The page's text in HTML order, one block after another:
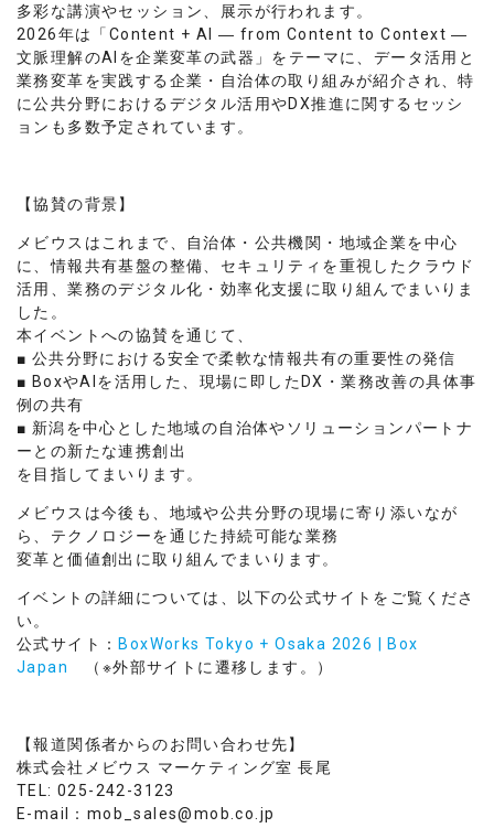
多彩な講演やセッション、展示が行われます。
2026年は「Content + AI ― from Content to Context ―
文脈理解のAIを企業変革の武器」をテーマに、データ活用と
業務変革を実践する企業・自治体の取り組みが紹介され、特
に公共分野におけるデジタル活用やDX推進に関するセッシ
ョンも多数予定されています。
【協賛の背景】
メビウスはこれまで、自治体・公共機関・地域企業を中心
に、情報共有基盤の整備、セキュリティを重視したクラウド
活用、業務のデジタル化・効率化支援に取り組んでまいりま
した。
本イベントへの協賛を通じて、
■ 公共分野における安全で柔軟な情報共有の重要性の発信
■ BoxやAIを活用した、現場に即したDX・業務改善の具体事
例の共有
■ 新潟を中心とした地域の自治体やソリューションパートナ
ーとの新たな連携創出
を目指してまいります。
メビウスは今後も、地域や公共分野の現場に寄り添いなが
ら、テクノロジーを通じた持続可能な業務
変革と価値創出に取り組んでまいります。
イベントの詳細については、以下の公式サイトをご覧くださ
い。
公式サイト：BoxWorks Tokyo + Osaka 2026 | Box
Japan
（※外部サイトに遷移します。）
【報道関係者からのお問い合わせ先】
株式会社メビウス マーケティング室 長尾
TEL: 025-242-3123
E-mail：mob_sales@mob.co.jp